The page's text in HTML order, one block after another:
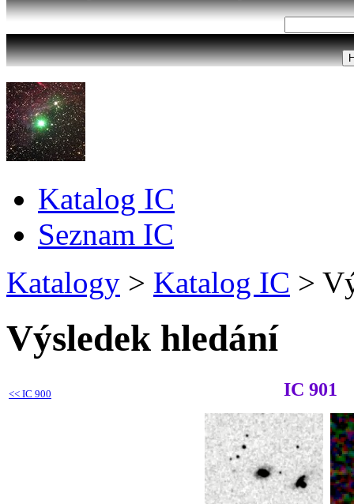
Katalog IC
Seznam IC
Katalogy > Katalog IC >
Výsledek hledání
<< IC 900 IC 901